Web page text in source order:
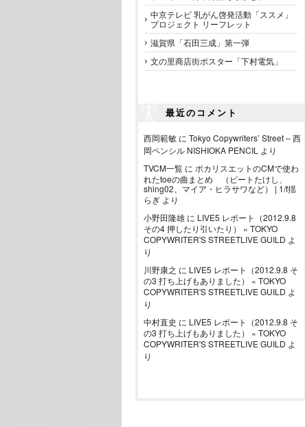
中京テレビ 乳がん啓発活動「ススメ」
プロジェクト リーフレット
滋賀県「石田三成」第一弾
文の里商店街ポスター「下村電気」
最近のコメント
西岡範敏 に Tokyo Copywriters’ Street – 西
岡ペンシル NISHIOKA PENCIL より
TVCM一覧 に ポカリスエットのCMで使わ
れたtoeの曲まとめ （ビートたけし、
shing02、マイア・ヒラサワなど） | 1/f揺
らぎ より
小野田隆雄 に LIVE5 レポート（2012.9.8
その4 押したり引いたり） « TOKYO
COPYWRITER'S STREETLIVE GUILD よ
り
川野康之 に LIVE5 レポート（2012.9.8 そ
の3 打ち上げもありました） « TOKYO
COPYWRITER'S STREETLIVE GUILD よ
り
中村直史 に LIVE5 レポート（2012.9.8 そ
の3 打ち上げもありました） « TOKYO
COPYWRITER'S STREETLIVE GUILD よ
り